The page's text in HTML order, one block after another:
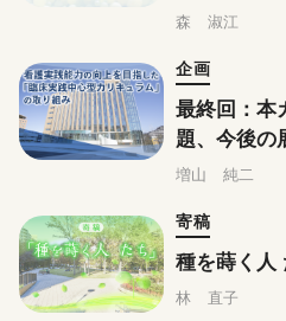
森 淑江
企画
最終回：本
題、今後の
増山 純二
寄稿
種を蒔く人
林 直子